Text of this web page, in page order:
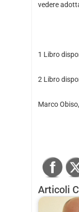
vedere
1 Libro
2 Libro
Marco Obiso
Articoli